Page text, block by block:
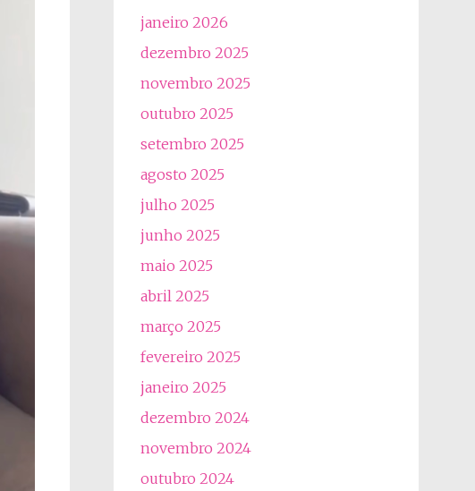
janeiro 2026
dezembro 2025
novembro 2025
outubro 2025
setembro 2025
agosto 2025
julho 2025
junho 2025
maio 2025
abril 2025
março 2025
fevereiro 2025
janeiro 2025
dezembro 2024
novembro 2024
outubro 2024